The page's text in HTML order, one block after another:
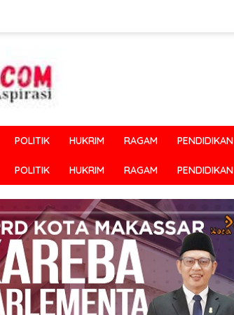
POLITIK HUKRIM RAGAM PENDIDIKAN
POLITIK HUKRIM RAGAM PENDIDIKAN